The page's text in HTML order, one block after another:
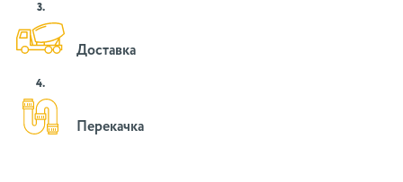
3.
Доставка
4.
Перекачка